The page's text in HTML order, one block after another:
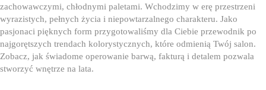
zachowawczymi, chłodnymi paletami. Wchodzimy w erę przestrzeni
wyrazistych, pełnych życia i niepowtarzalnego charakteru. Jako
pasjonaci pięknych form przygotowaliśmy dla Ciebie przewodnik po
najgorętszych trendach kolorystycznych, które odmienią Twój salon.
Zobacz, jak świadome operowanie barwą, fakturą i detalem pozwala
stworzyć wnętrze na lata.